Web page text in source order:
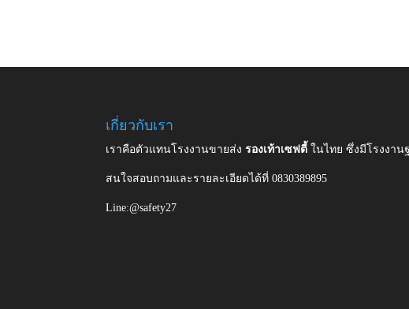
เกี่ยวกับเรา
เราคือตัวแทนโรงงานขายส่งรองเท้าเซฟตี้ในไทย ซึ่งมีโรงงา
สนใจสอบถามและรายละเอียดได้ที่ 0830389895
Line:@safety27